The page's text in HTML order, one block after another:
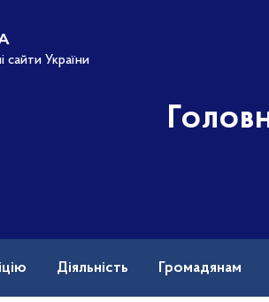
сайти України
Діяльність Громадянам